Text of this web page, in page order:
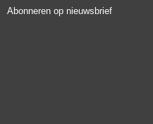
Abonneren op nieuwsbrief